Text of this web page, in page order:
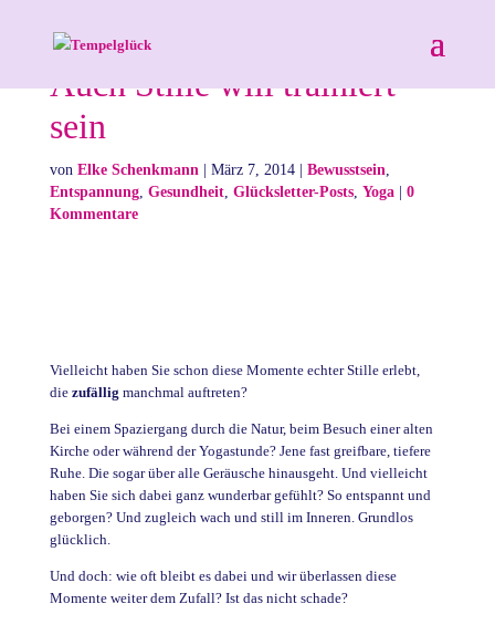
Auch Stille will trainiert
sein
von Elke Schenkmann| März 7, 2014| Bewusstsein,
Entspannung, Gesundheit, Glücksletter-Posts, Yoga| 0
Kommentare
Vielleicht haben Sie schon diese Momente echter Stille erlebt,
die zufällig manchmal auftreten?
Bei einem Spaziergang durch die Natur, beim Besuch einer alten
Kirche oder während der Yogastunde? Jene fast greifbare, tiefere
Ruhe. Die sogar über alle Geräusche hinausgeht. Und vielleicht
haben Sie sich dabei ganz wunderbar gefühlt? So entspannt und
geborgen? Und zugleich wach und still im Inneren. Grundlos
glücklich.
Und doch: wie oft bleibt es dabei und wir überlassen diese
Momente weiter dem Zufall? Ist das nicht schade?